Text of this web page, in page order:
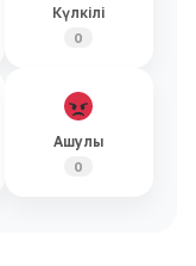
Күлкілі
0
Ашулы
0